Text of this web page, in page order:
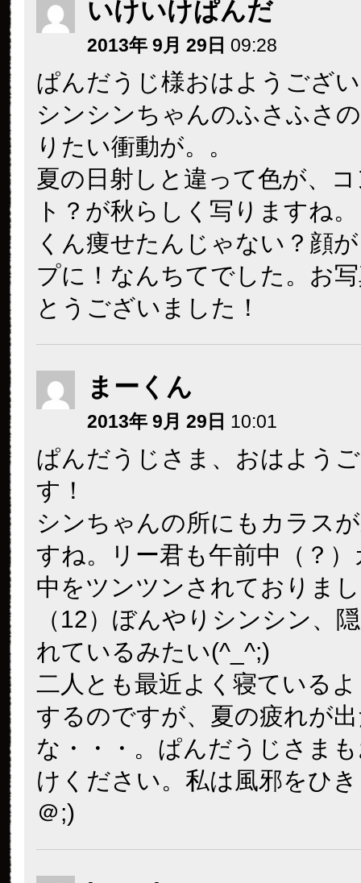
いけいけぱんだ
2013年 9月 29日 09:28
ぱんだうじ様おはようござ
シンシンちゃんのふさふさ
りたい衝動が。。
夏の日射しと違って色が、
ト？が秋らしく写りますね
くん痩せたんじゃない？顔
プに！なんちてでした。お
とうございました！
まーくん
2013年 9月 29日 10:01
ぱんだうじさま、おはよう
す！
シンちゃんの所にもカラス
すね。リー君も午前中（？
中をツンツンされておりま
（12）ぼんやりシンシン、
れているみたい(^_^;)
二人とも最近よく寝ている
するのですが、夏の疲れが
な・・・。ぱんだうじさま
けください。私は風邪をひ
＠;)